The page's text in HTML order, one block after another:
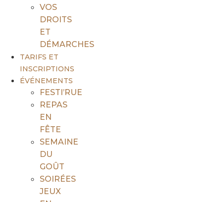
VOS
DROITS
ET
DÉMARCHES
TARIFS ET
INSCRIPTIONS
ÉVÉNEMENTS
FESTI’RUE
REPAS
EN
FÊTE
SEMAINE
DU
GOÛT
SOIRÉES
JEUX